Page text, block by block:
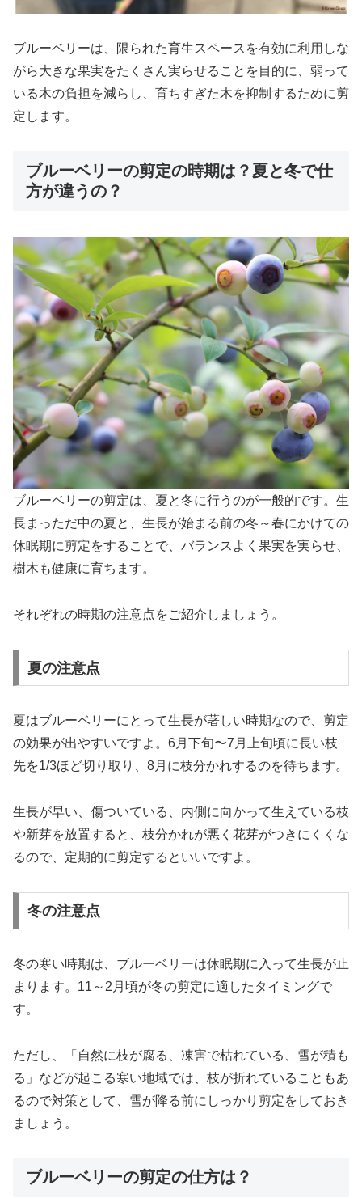
ブルーベリーは、限られた育生スペースを有効に利用しな
がら大きな果実をたくさん実らせることを目的に、弱って
いる木の負担を減らし、育ちすぎた木を抑制するために剪
定します。
ブルーベリーの剪定の時期は？夏と冬で仕
方が違うの？
ブルーベリーの剪定は、夏と冬に行うのが一般的です。生
長まっただ中の夏と、生長が始まる前の冬～春にかけての
休眠期に剪定をすることで、バランスよく果実を実らせ、
樹木も健康に育ちます。
それぞれの時期の注意点をご紹介しましょう。
夏の注意点
夏はブルーベリーにとって生長が著しい時期なので、剪定
の効果が出やすいですよ。6月下旬〜7月上旬頃に長い枝
先を1/3ほど切り取り、8月に枝分かれするのを待ちます。
生長が早い、傷ついている、内側に向かって生えている枝
や新芽を放置すると、枝分かれが悪く花芽がつきにくくな
るので、定期的に剪定するといいですよ。
冬の注意点
冬の寒い時期は、ブルーベリーは休眠期に入って生長が止
まります。11～2月頃が冬の剪定に適したタイミングで
す。
ただし、「自然に枝が腐る、凍害で枯れている、雪が積も
る」などが起こる寒い地域では、枝が折れていることもあ
るので対策として、雪が降る前にしっかり剪定をしておき
ましょう。
ブルーベリーの剪定の仕方は？